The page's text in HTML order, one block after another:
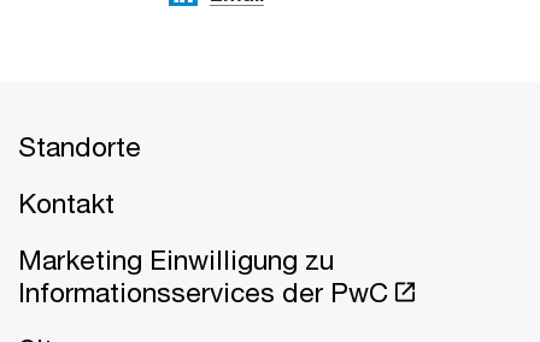
Standorte
Kontakt
Marketing Einwilligung zu
Informationsservices der PwC